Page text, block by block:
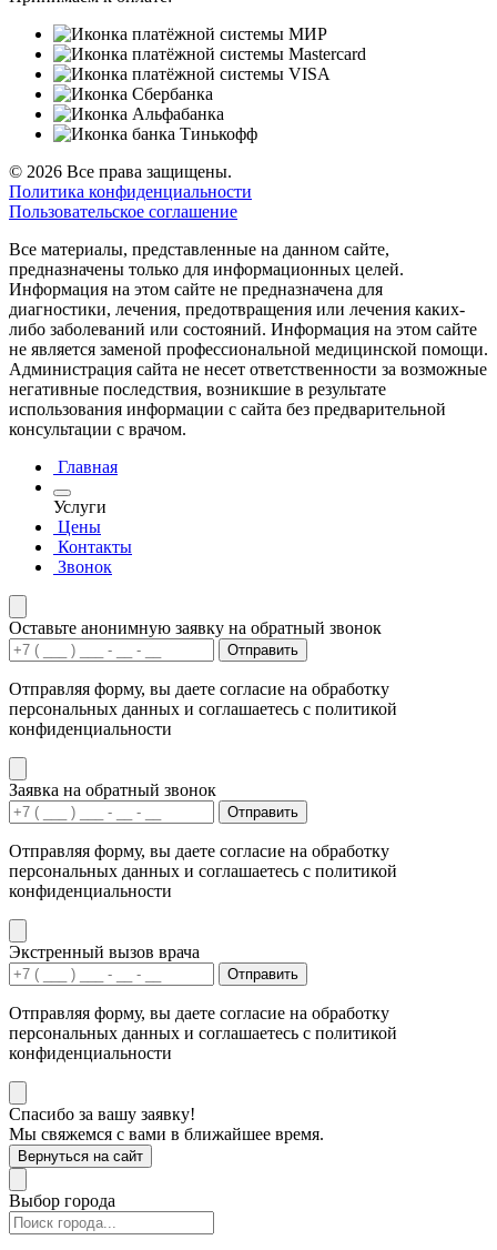
© 2026 Все права защищены.
Политика конфиденциальности
Пользовательское соглашение
Все материалы, представленные на данном сайте,
предназначены только для информационных целей.
Информация на этом сайте не предназначена для
диагностики, лечения, предотвращения или лечения каких-
либо заболеваний или состояний. Информация на этом сайте
не является заменой профессиональной медицинской помощи.
Администрация сайта не несет ответственности за возможные
негативные последствия, возникшие в результате
использования информации с сайта без предварительной
консультации с врачом.
Главная
Услуги
Цены
Контакты
Звонок
Оставьте анонимную заявку на обратный звонок
Отправить
Отправляя форму, вы даете согласие на обработку
персональных данных и соглашаетесь с политикой
конфиденциальности
Заявка на обратный звонок
Отправить
Отправляя форму, вы даете согласие на обработку
персональных данных и соглашаетесь с политикой
конфиденциальности
Экстренный вызов врача
Отправить
Отправляя форму, вы даете согласие на обработку
персональных данных и соглашаетесь с политикой
конфиденциальности
Спасибо за вашу заявку!
Мы свяжемся с вами в ближайшее время.
Вернуться на сайт
Выбор города